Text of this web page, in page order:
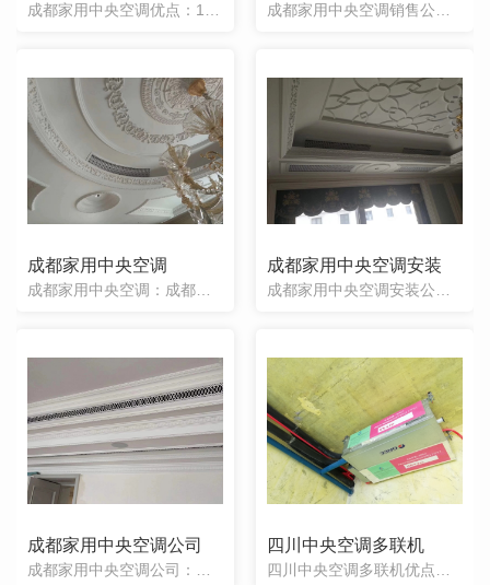
成都家用中央空调优点：1、舒适度高：家庭用中央空调每台室内机分别有一个送风口和一个回风口，气流循环更合理，室内温度更均匀，可以保持±1℃的恒温状态，人体感觉更加自然舒适，尤其是水系统中央空调（水系统中 成都家用中央空调销售公司今天与您分享中央空调的制冷原理：中央空调是由一台主机通过风道过风或冷热水管接多个末端的方式来控制不同的 房间以达到室内空气调节目的的空调。采用风管送风方式，用一台主机即可控制多
成都家用中央空调
成都家用中央空调：成都家用中央空调系统由冷热源系统和空气调节系统组成。采用液体汽化制冷的原理为空气调节系统提供所需冷量,用以抵消室内环境的冷负荷。制热系统为空气调节系统提供用以抵消室内环境热负荷的热量
成都家用中央空调安装
成都家用中央空调安装公司与您分享空调的构成：家用中央空调分为风系统和水系统两种。风系统由室外机、室内主机、送风管道以及各 个房间的风口和调节阀等组成；水系统由室外机、水管道、循环水泵及各个室内的末端（
成都家用中央空调公司 四川中央空调多联机